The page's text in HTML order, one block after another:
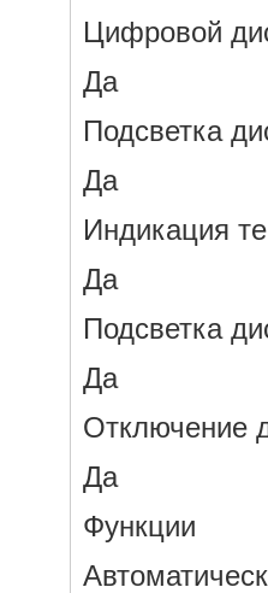
Цифровой
Да
Подсветка
Да
Индикация
Да
Подсветка
Да
Отключение
Да
Функции